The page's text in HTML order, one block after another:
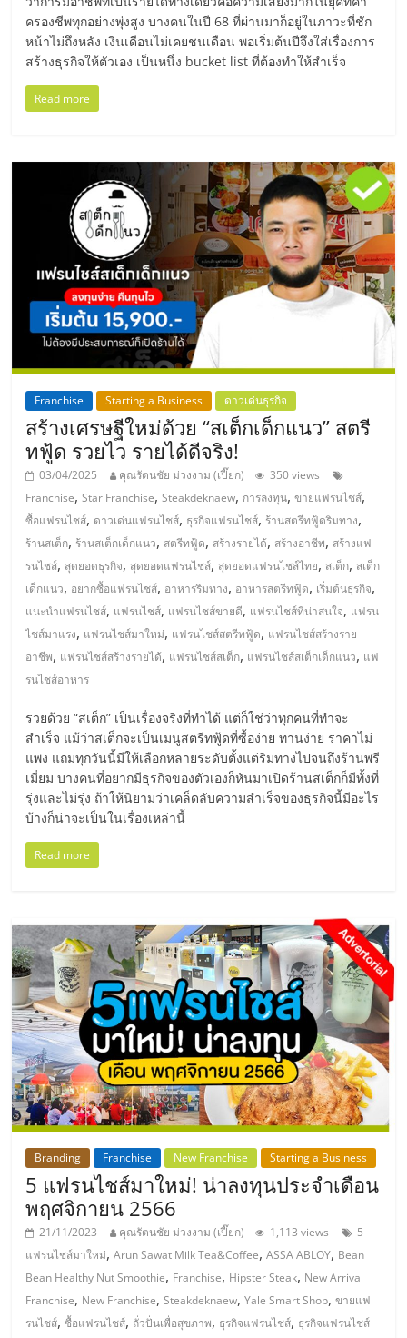
ที่
ปรึกษา
แฟ
รน
ไชส์,
รวม
แฟ
รน
ไชส์
ขาย
แฟ
รน
ไชส์
แฟ
รน
ไชส์
ขาย
หน้า
บ้าน
ลงทุน
น้อย
คืน
ทุน
ไว,
ที่
ปรึกษา
การ
ครองชีพทุกอย่างพุ่งสูง บางคนในปี 68 ที่ผ่านมาก็อยู่ในภาวะที่ชัก
หน้าไม่ถึงหลัง เงินเดือนไม่เคยชนเดือน พอเริ่มต้นปีจึงใส่เรื่องการ
สร้างธุรกิจให้ตัวเอง เป็นหนึ่ง bucket list ที่ต้องทำให้สำเร็จ
Read more
Franchise Starting a Business ดาวเด่นธุรกิจ
สร้างเศรษฐีใหม่ด้วย “สเต็กเด็กแนว” สตรี
ทฟู้ด รวยไว รายได้ดีจริง!
03/04/2025 คุณรัตนชัย ม่วงงาม (เปี๊ยก)
350 views
Franchise,Star Franchise,Steakdeknaew, การลงทุน,ขายแฟรนไชส์,
ซื้อแฟรนไชส์, ดาวเด่นแฟรนไชส์, ธุรกิจแฟรนไชส์, ร้านสตรีทฟู้ดริมทาง,
ร้านสเต็ก, ร้านสเต็กเด็กแนว, สตรีทฟู้ด, สร้างรายได้, สร้างอาชีพ, สร้างแฟ
รนไชส์, สุดยอดธุรกิจ, สุดยอดแฟรนไชส์, สุดยอดแฟรนไชส์ไทย, สเต็ก, สเต็ก
เด็กแนว, อยากซื้อแฟรนไชส์, อาหารริมทาง, อาหารสตรีทฟู้ด, เริ่มต้นธุรกิจ,
แนะนำแฟรนไชส์, แฟรนไชส์, แฟรนไชส์ขายดี, แฟรนไชส์ที่น่าสนใจ, แฟรน
ไชส์มาแรง, แฟรนไชส์มาใหม่, แฟรนไชส์สตรีทฟู้ด, แฟรนไชส์สร้างราย
อาชีพ, แฟรนไชส์สร้างรายได้, แฟรนไชส์สเต็ก, แฟรนไชส์สเต็กเด็กแนว, แฟ
รนไชส์อาหาร
รวยด้วย “สเต็ก” เป็นเรื่องจริงที่ทำได้ แต่ก็ใช่ว่าทุกคนที่ทำจะ
สำเร็จ แม้ว่าสเต็กจะเป็นเมนูสตรีทฟู้ดที่ซื้อง่าย ทานง่าย ราคาไม่
แพง แถมทุกวันนี้มีให้เลือกหลายระดับตั้งแต่ริมทางไปจนถึงร้านพรี
เมี่ยม บางคนที่อยากมีธุรกิจของตัวเองก็หันมาเปิดร้านสเต็กก็มีทั้งที่
รุ่งและไม่รุ่ง ถ้าให้นิยามว่าเคล็ดลับความสำเร็จของธุรกิจนี้มีอะไร
บ้างก็น่าจะเป็นในเรื่องเหล่านี้
Read more
Branding Franchise New Franchise Starting a Business
5 แฟรนไชส์มาใหม่! น่าลงทุนประจำเดือน
พฤศจิกายน 2566
21/11/2023 คุณรัตนชัย ม่วงงาม (เปี๊ยก) 1,113 views
5
แฟรนไชส์มาใหม่,Arun Sawat Milk Tea&Coffee,ASSA ABLOY, Bean
Bean Healthy Nut Smoothie, Franchise, Hipster Steak, New Arrival
Franchise, New Franchise,Steakdeknaew,Yale Smart Shop,ขายแฟ
รนไชส์,ซื้อแฟรนไชส์, ถั่วปั่นเพื่อสุขภาพ, ธุรกิจแฟรนไชส์, ธุรกิจแฟรนไชส์